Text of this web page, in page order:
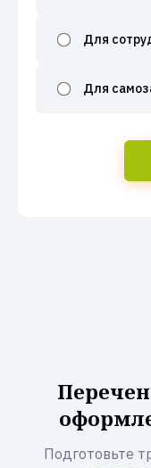
Для
Для
Подготовьте